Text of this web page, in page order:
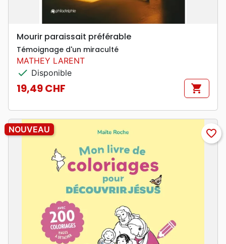
Mourir paraissait préférable
Témoignage d'un miraculté
MATHEY LARENT
check Disponible
Prix
19,49 CHF shopping_cart
NOUVEAU favorite_border